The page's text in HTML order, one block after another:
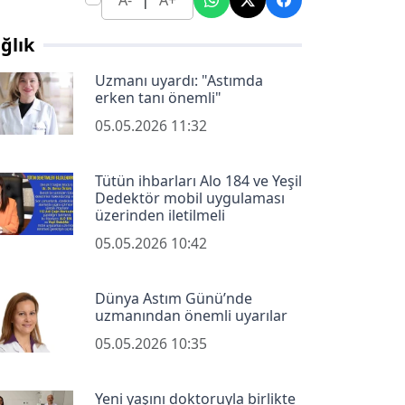
Uzmanı uyardı: "Astımda
erken tanı önemli"
05.05.2026 11:32
Tütün ihbarları Alo 184 ve Yeşil
Dedektör mobil uygulaması
üzerinden iletilmeli
05.05.2026 10:42
Dünya Astım Günü’nde
uzmanından önemli uyarılar
05.05.2026 10:35
Yeni yaşını doktoruyla birlikte